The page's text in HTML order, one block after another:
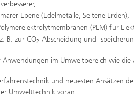
Ebene (Edelmetalle, Seltene Erden),
(PEM) für
B. zur CO2-Abscheidung und -
im Umweltbereich wie
und neuesten Ansätzen
Umwelttechnik voran.